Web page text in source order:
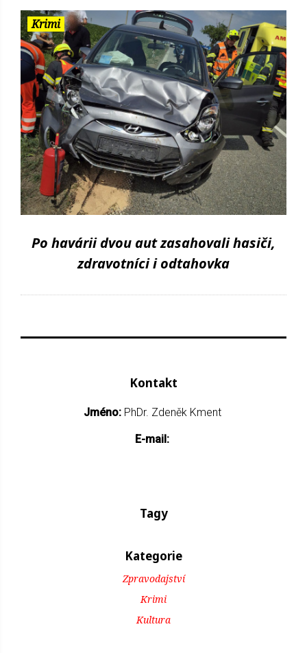
Krimi
Po havárii dvou aut zasahovali hasiči,
zdravotníci i odtahovka
Kontakt
Jméno: PhDr. Zdeněk Kment
E-mail:
Tagy
Kategorie
Zpravodajství
Krimi
Kultura